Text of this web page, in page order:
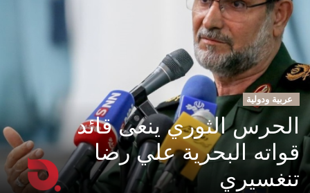
عربية ودولية
الحرس الثوري ينعى قائد
قواته البحرية علي رضا
تنغسيري